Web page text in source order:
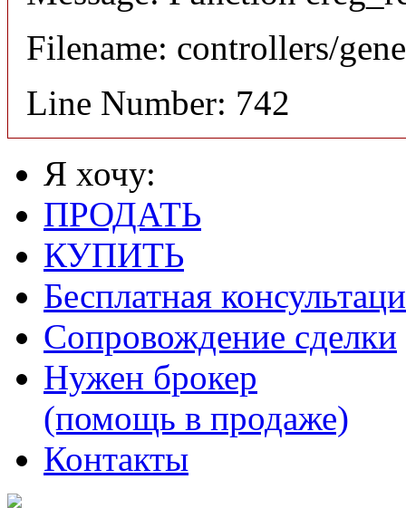
Filename: controllers/
Line Number: 742
Я хочу:
ПРОДАТЬ
КУПИТЬ
Бесплатная
Сопровождение сделки
Нужен брокер
(помощь в продаже)
Контакты